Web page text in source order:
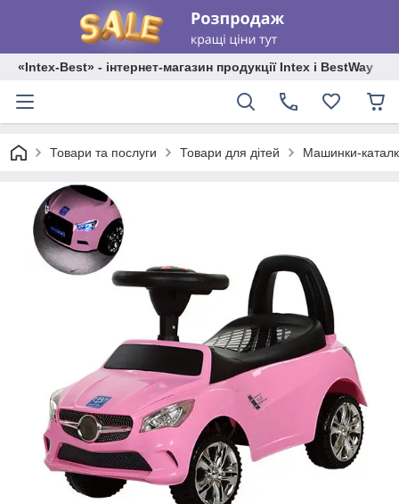
«Intex-Best» - інтернет-магазин продукції Intex і BestWay
Товари та послуги Товари для дітей Машинки-